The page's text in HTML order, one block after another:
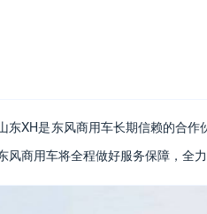
东XH是东风商用车长期信赖的合
风商用车将全程做好服务保障，全